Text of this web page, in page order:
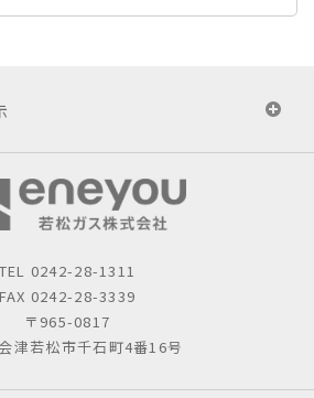
TEL 0242-28-1311
FAX 0242-28-3339
〒965-0817
津若松市千石町4番16号